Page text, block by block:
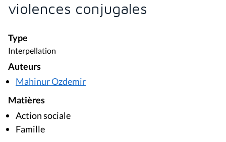
violences conjugales
Type
Interpellation
Auteurs
Mahinur Ozdemir
Matières
Action sociale
Famille